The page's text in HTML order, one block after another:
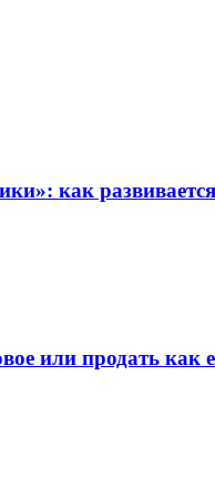
как
или продать как